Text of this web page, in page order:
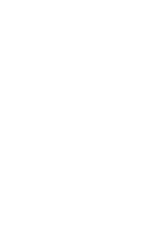
とをご了承ください。
タに基づき作成されるも
ロン制御機器販売店・
しないようお願いしま
ンバーズにご登録され
やむを得ず変更すること
1000ppm以下、フタル酸ジブチ
を及ぼさない年数を意
いよう必要な手段を講じ
器並びにこれらの製造装
る場合は、取り引きをい